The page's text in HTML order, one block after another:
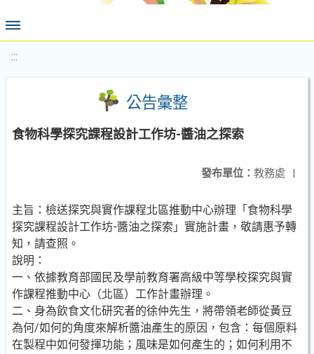
:::
公告彙整
食物科學探究課程設計工作坊-醬油之探索
發布單位： 教務處 |
主旨：檢送探究與實作課程北區推動中心辦理「食物科學
探究課程設計工作坊-醬油之探索」實施計畫，敬請惠予轉
知，請查照。
說明：
一、依據教育部國民及學前教育署高級中等學校探究與實
作課程推動中心（北區）工作計畫辦理。
二、身為飲食文化研究者的徐仲先生，將帶領老師從黃豆
為何/如何的角度來解析醬油產生的原因，包含：每個原料
在製程中如何發揮功能；風味是如何產生的；如何利用不